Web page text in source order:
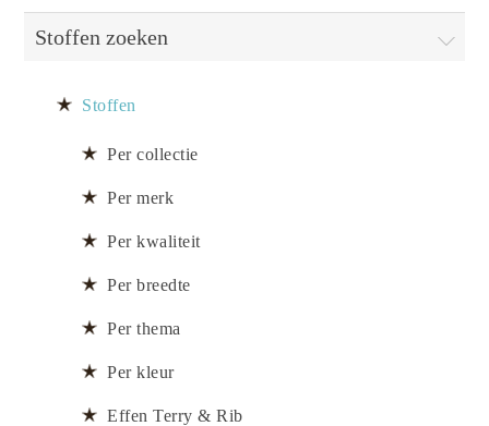
Stoffen zoeken
Stoffen
Per collectie
Per merk
Per kwaliteit
Per breedte
Per thema
Per kleur
Effen Terry & Rib